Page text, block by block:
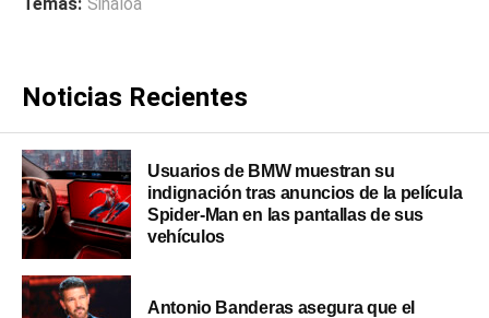
Noticias Recientes
Usuarios de BMW muestran su
indignación tras anuncios de la película
Spider-Man en las pantallas de sus
vehículos
Antonio Banderas asegura que el